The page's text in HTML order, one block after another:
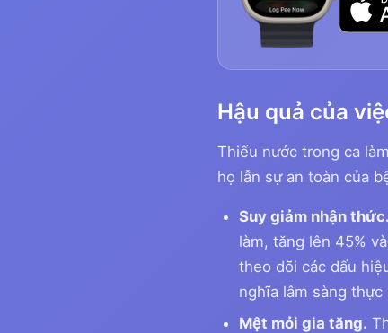
Hậu quả của
Thiếu nước trong ca
họ lẫn sự an toàn của
Suy giảm nhận thức.
làm, tăng lên 45%
theo dõi các dấu
nghĩa lâm sàng thực
Mệt mỏi gia tăng.